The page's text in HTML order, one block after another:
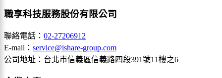
職享科技服務股份有限公司
聯絡電話： 02-27206912
E-mail： service@ishare-group.com
公司地址：台北市信義區信義路四段391號11樓之6